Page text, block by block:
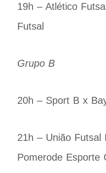
19h – Atlético
Futsal
Grupo B
20h – Sport B x
21h – União Futsal
Pomerode Esporte